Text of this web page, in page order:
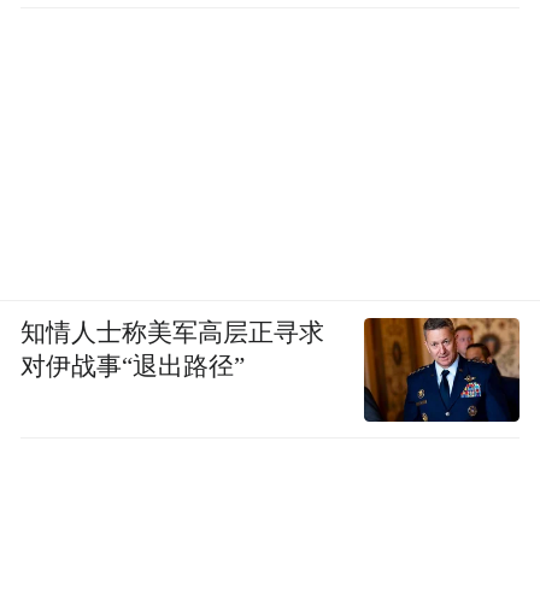
知情人士称美军高层正寻求
对伊战事“退出路径”